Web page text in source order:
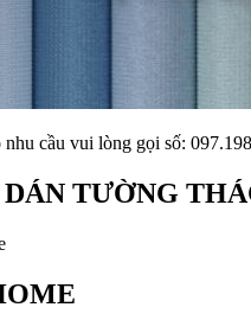
cầu vui lòng gọi số:
TƯỜNG